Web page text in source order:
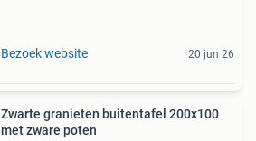
Bezoek website 20 jun 26
Zwarte granieten buitentafel 200x100
met zware poten